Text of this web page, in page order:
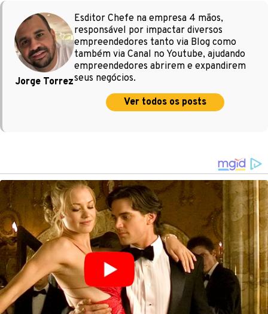
Jorge Torrez
Esditor Chefe na empresa 4 mãos,
responsável por impactar diversos
empreendedores tanto via Blog como
também via Canal no Youtube, ajudando
empreendedores abrirem e expandirem
seus negócios.
Ver todos os posts